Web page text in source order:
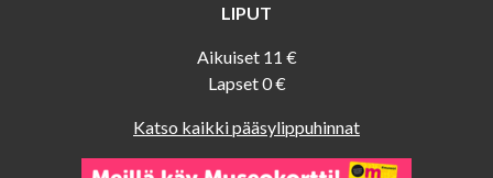
LIPUT
Aikuiset 11 €
Lapset 0 €
Katso kaikki pääsylippuhinnat